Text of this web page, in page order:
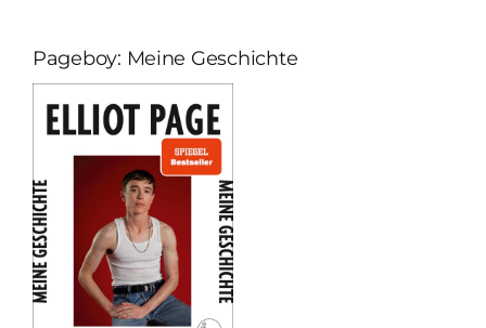
Pageboy: Meine Geschichte